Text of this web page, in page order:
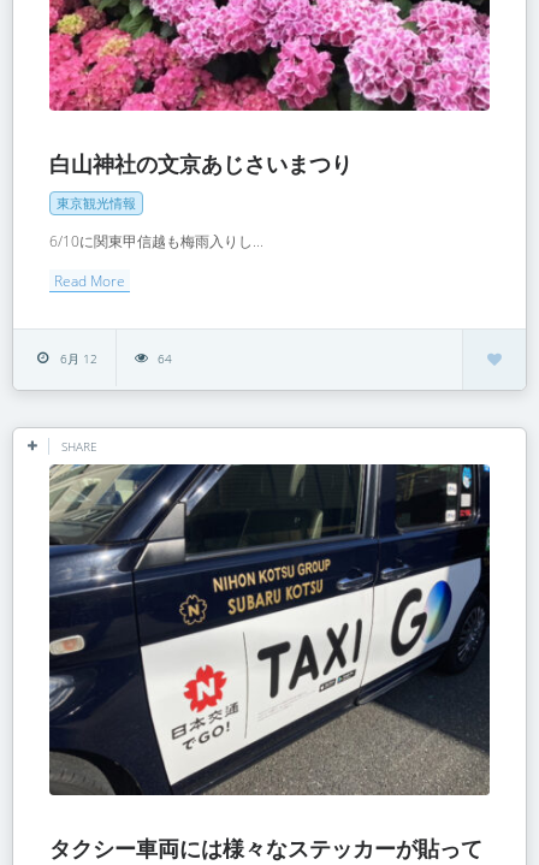
白山神社の文京あじさいまつり
東京観光情報
6/10に関東甲信越も梅雨入りし...
Read More
6月 12 64
SHARE
タクシー車両には様々なステッカーが貼って